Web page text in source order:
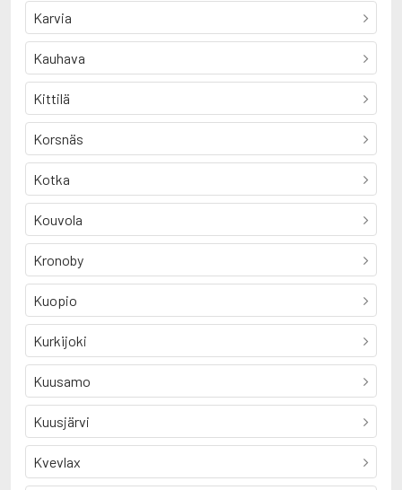
Karvia
Kauhava
Kittilä
Korsnäs
Kotka
Kouvola
Kronoby
Kuopio
Kurkijoki
Kuusamo
Kuusjärvi
Kvevlax